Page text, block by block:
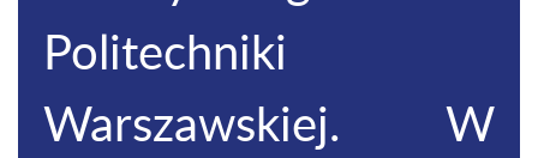
Politechniki
Warszawskiej. W